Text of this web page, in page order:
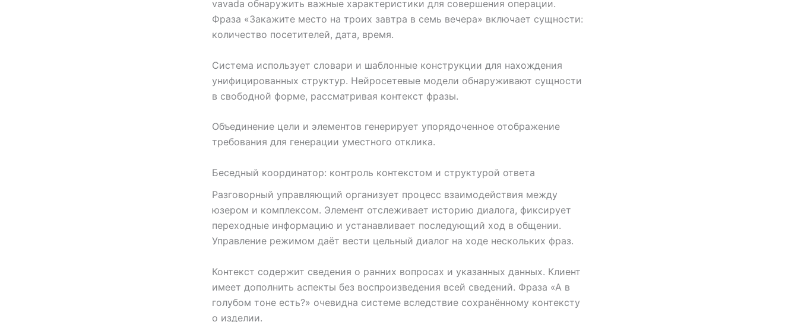
vavada обнаружить важные характеристики для совершения операции.
Фраза «Закажите место на троих завтра в семь вечера» включает сущности:
количество посетителей, дата, время.
Система использует словари и шаблонные конструкции для нахождения
унифицированных структур. Нейросетевые модели обнаруживают сущности
в свободной форме, рассматривая контекст фразы.
Объединение цели и элементов генерирует упорядоченное отображение
требования для генерации уместного отклика.
Беседный координатор: контроль контекстом и структурой ответа
Разговорный управляющий организует процесс взаимодействия между
юзером и комплексом. Элемент отслеживает историю диалога, фиксирует
переходные информацию и устанавливает последующий ход в общении.
Управление режимом даёт вести цельный диалог на ходе нескольких фраз.
Контекст содержит сведения о ранних вопросах и указанных данных. Клиент
имеет дополнить аспекты без воспроизведения всей сведений. Фраза «А в
голубом тоне есть?» очевидна системе вследствие сохранённому контексту
о изделии.